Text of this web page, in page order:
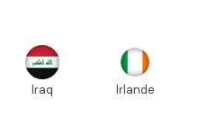
Iraq Irlande